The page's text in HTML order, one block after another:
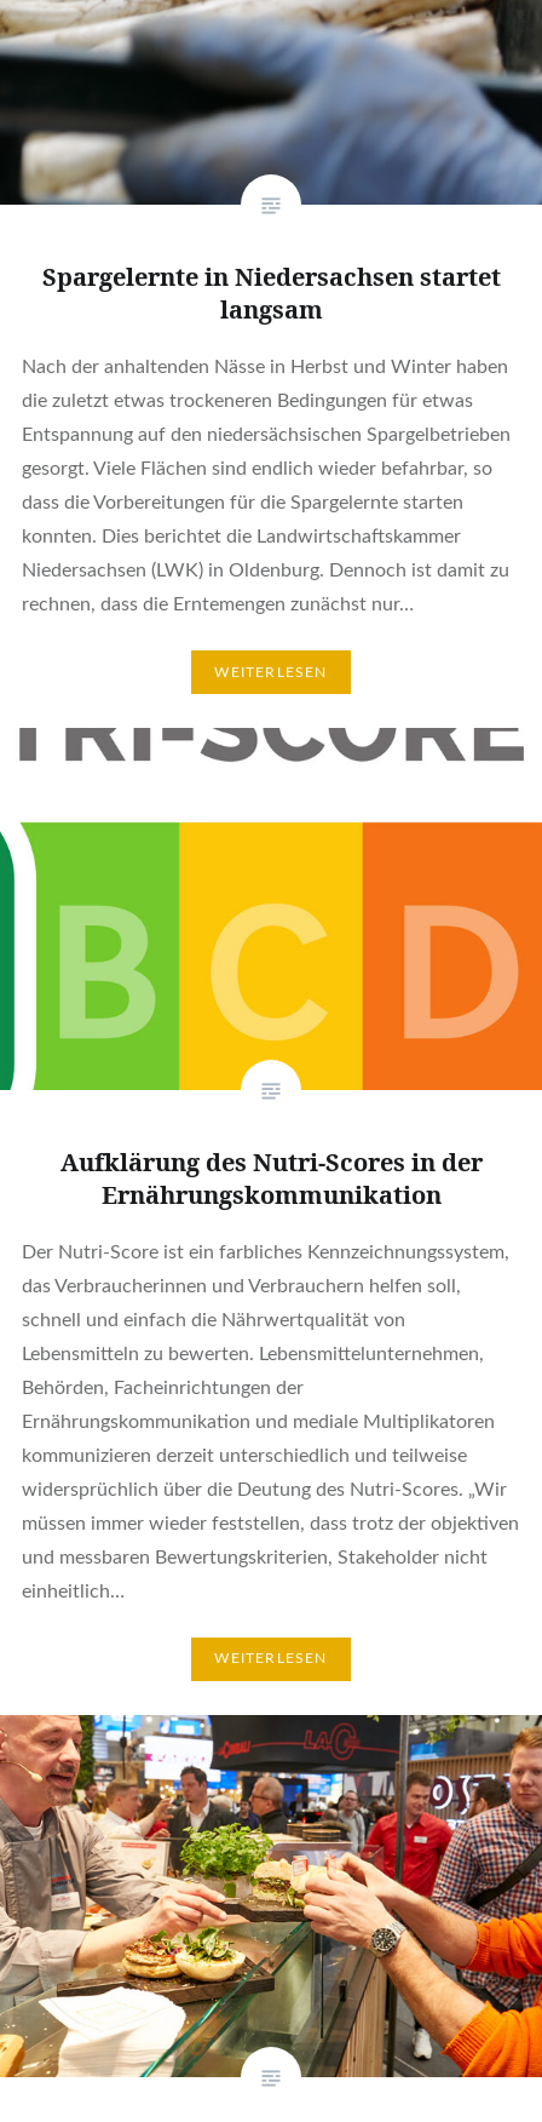
Spargelernte in Niedersachsen startet
langsam
Nach der anhaltenden Nässe in Herbst und Winter haben
die zuletzt etwas trockeneren Bedingungen für etwas
Entspannung auf den niedersächsischen Spargelbetrieben
gesorgt. Viele Flächen sind endlich wieder befahrbar, so
dass die Vorbereitungen für die Spargelernte starten
konnten. Dies berichtet die Landwirtschaftskammer
Niedersachsen (LWK) in Oldenburg. Dennoch ist damit zu
rechnen, dass die Erntemengen zunächst nur…
WEITERLESEN
Aufklärung des Nutri-Scores in der
Ernährungskommunikation
Der Nutri-Score ist ein farbliches Kennzeichnungssystem,
das Verbraucherinnen und Verbrauchern helfen soll,
schnell und einfach die Nährwertqualität von
Lebensmitteln zu bewerten. Lebensmittelunternehmen,
Behörden, Facheinrichtungen der
Ernährungskommunikation und mediale Multiplikatoren
kommunizieren derzeit unterschiedlich und teilweise
widersprüchlich über die Deutung des Nutri-Scores. „Wir
müssen immer wieder feststellen, dass trotz der objektiven
und messbaren Bewertungskriterien, Stakeholder nicht
einheitlich…
WEITERLESEN